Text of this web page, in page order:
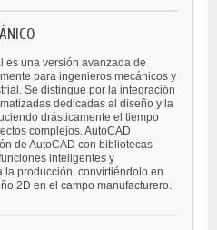
es una versión avanzada de
para ingenieros mecánicos y
Se distingue por la integración
dedicadas al diseño y la
drásticamente el tiempo
complejos. AutoCAD
de AutoCAD con bibliotecas
inteligentes y
la producción, convirtiéndolo en
2D en el campo manufacturero.